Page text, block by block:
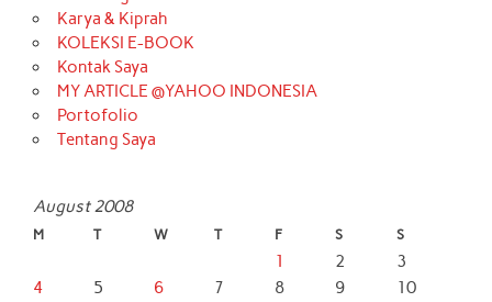
Karya & Kiprah
KOLEKSI E-BOOK
Kontak Saya
MY ARTICLE @YAHOO INDONESIA
Portofolio
Tentang Saya
August 2008
M T W T F S S
1 2
3
4
5 6 7 8 9
10